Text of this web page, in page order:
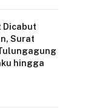
Dicabut
Surat
hingga